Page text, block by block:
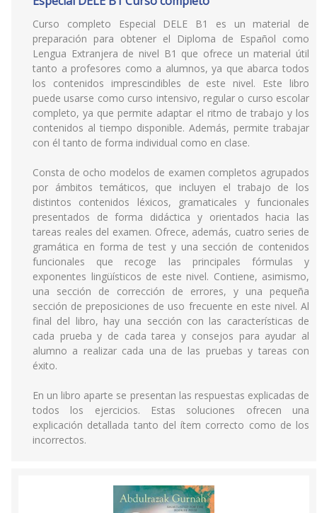
Curso completo Especial DELE B1 es un material de
preparación para obtener el Diploma de Español como
Lengua Extranjera de nivel B1 que ofrece un material útil
tanto a profesores como a alumnos, ya que abarca todos
los contenidos imprescindibles de este nivel. Este libro
puede usarse como curso intensivo, regular o curso escolar
completo, ya que permite adaptar el ritmo de trabajo y los
contenidos al tiempo disponible. Además, permite trabajar
con él tanto de forma individual como en clase.
Consta de ocho modelos de examen completos agrupados
por ámbitos temáticos, que incluyen el trabajo de los
distintos contenidos léxicos, gramaticales y funcionales
presentados de forma didáctica y orientados hacia las
tareas reales del examen. Ofrece, además, cuatro series de
gramática en forma de test y una sección de contenidos
funcionales que recoge las principales fórmulas y
exponentes lingüísticos de este nivel. Contiene, asimismo,
una sección de corrección de errores, y una pequeña
sección de preposiciones de uso frecuente en este nivel. Al
final del libro, hay una sección con las características de
cada prueba y de cada tarea y consejos para ayudar al
alumno a realizar cada una de las pruebas y tareas con
éxito.
En un libro aparte se presentan las respuestas explicadas de
todos los ejercicios. Estas soluciones ofrecen una
explicación detallada tanto del ítem correcto como de los
incorrectos.